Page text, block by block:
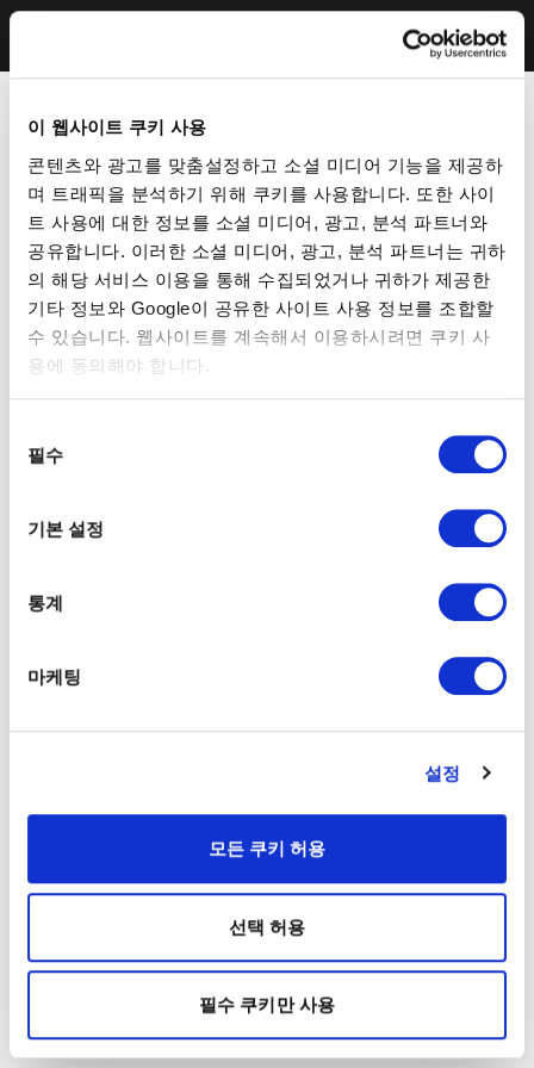
이 웹사이트 쿠키 사용
콘텐츠와 광고를 맞춤설정하고 소셜 미디어 기능을 제공하
며 트래픽을 분석하기 위해 쿠키를 사용합니다. 또한 사이
트 사용에 대한 정보를 소셜 미디어, 광고, 분석 파트너와
공유합니다. 이러한 소셜 미디어, 광고, 분석 파트너는 귀하
의 해당 서비스 이용을 통해 수집되었거나 귀하가 제공한
기타 정보와 Google이 공유한 사이트 사용 정보를 조합할
수 있습니다. 웹사이트를 계속해서 이용하시려면 쿠키 사
용에 동의해야 합니다.
필수
기본 설정
통계
마케팅
설정
모든 쿠키 허용
선택 허용
필수 쿠키만 사용